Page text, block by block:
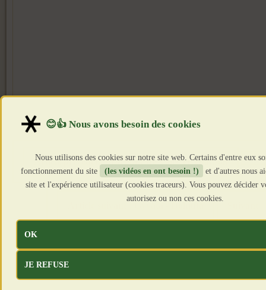
Article précédent : La giffle de Valls..en chanson
Nous utilisons des cookies sur notre site web. Certains d'entre eux
fonctionnement du site
(les vidéos en ont besoin !)
et d'autres nous
site et l'expérience utilisateur (cookies traceurs). Vous pouvez décider
autorisez ou non ces cookies.
OK
JE REFUSE